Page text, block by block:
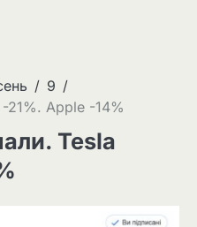
9
-21%. Apple -14%
Tesla